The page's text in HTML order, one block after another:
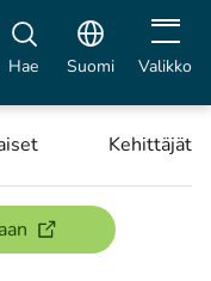
Hae Suomi Avaa
Valikko
Kehittäjät
(avautuu uuteen